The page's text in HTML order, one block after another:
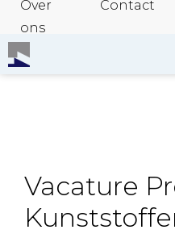
Over
ons
Contact
Vacature